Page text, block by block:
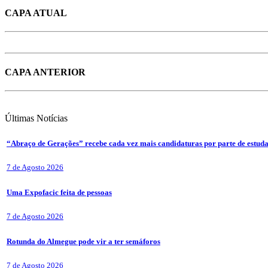
CAPA ATUAL
CAPA ANTERIOR
Últimas Notícias
“Abraço de Gerações” recebe cada vez mais candidaturas por parte de
7 de Agosto 2026
Uma Expofacic feita de pessoas
7 de Agosto 2026
Rotunda do Almegue pode vir a ter semáforos
7 de Agosto 2026